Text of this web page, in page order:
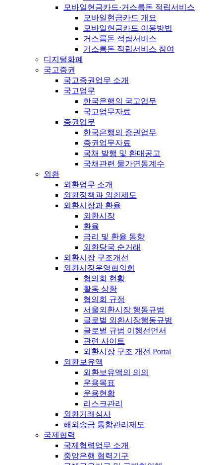
모바일현금카드·거스름돈 적립서비스
모바일현금카드 개요
모바일현금카드 이용방법
거스름돈 적립서비스
거스름돈 적립서비스 참여
디지털화폐
국고증권
국고증권업무 소개
국고업무
한국은행의 국고업무
국고업무자료
증권업무
한국은행의 증권업무
증권업무자료
국채 발행 및 환매공고
국채관련 물가연동계수
외환
외환업무 소개
외환정책과 외환제도
외환시장과 환율
외환시장
환율
금리 및 환율 동향
외환당국 순거래
외환시장 구조개선
외환시장운영협의회
협의회 현황
활동 상황
협의회 규정
서울외환시장 행동규범
글로벌 외환시장행동규범
글로벌 규범 이행선언서
관련 사이트
외환시장 구조 개선 Portal
외환보유액
외환보유액의 의의
운용목표
운용현황
리스크관리
외환거래심사
해외송금 통합관리제도
국제협력
국제협력업무 소개
중앙은행 협력기구